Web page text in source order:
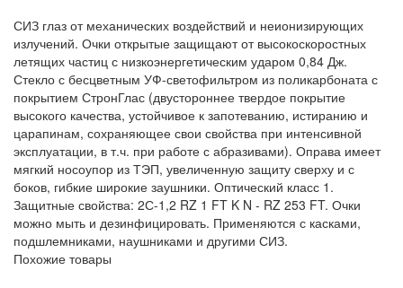
СИЗ глаз от механических воздействий и неионизирующих
излучений. Очки открытые защищают от высокоскоростных
летящих частиц с низкоэнергетическим ударом 0,84 Дж.
Стекло с бесцветным УФ-светофильтром из поликарбоната с
покрытием СтронГлас (двустороннее твердое покрытие
высокого качества, устойчивое к запотеванию, истиранию и
царапинам, сохраняющее свои свойства при интенсивной
эксплуатации, в т.ч. при работе с абразивами). Оправа имеет
мягкий носоупор из ТЭП, увеличенную защиту сверху и с
боков, гибкие широкие заушники. Оптический класс 1.
Защитные свойства: 2С-1,2 RZ 1 FT K N - RZ 253 FT. Очки
можно мыть и дезинфицировать. Применяются с касками,
подшлемниками, наушниками и другими СИЗ.
Похожие товары